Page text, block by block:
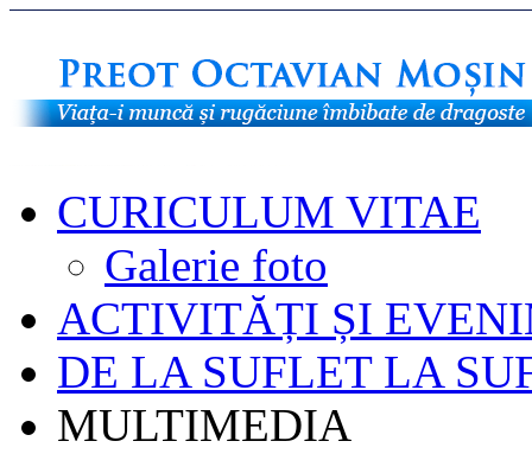
CURICULUM VITAE
Galerie foto
ACTIVITĂȚI ȘI
DE LA SUFLET LA
MULTIMEDIA